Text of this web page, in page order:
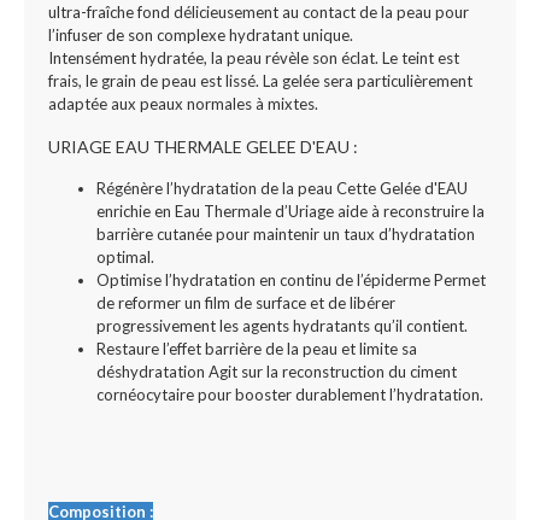
ultra-fraîche fond délicieusement au contact de la peau pour
l’infuser de son complexe hydratant unique.
Intensément hydratée, la peau révèle son éclat. Le teint est
frais, le grain de peau est lissé. La gelée sera particulièrement
adaptée aux peaux normales à mixtes.
URIAGE EAU THERMALE GELEE D'EAU :
Régénère l’hydratation de la peau Cette Gelée d'EAU
enrichie en Eau Thermale d’Uriage aide à reconstruire la
barrière cutanée pour maintenir un taux d’hydratation
optimal.
Optimise l’hydratation en continu de l’épiderme Permet
de reformer un film de surface et de libérer
progressivement les agents hydratants qu’il contient.
Restaure l’effet barrière de la peau et limite sa
déshydratation Agit sur la reconstruction du ciment
cornéocytaire pour booster durablement l’hydratation.
Composition :